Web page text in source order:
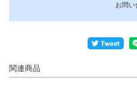
お問
関連商品